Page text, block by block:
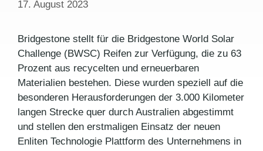
17. August 2023
Bridgestone stellt für die Bridgestone World Solar
Challenge (BWSC) Reifen zur Verfügung, die zu 63
Prozent aus recycelten und erneuerbaren
Materialien bestehen. Diese wurden speziell auf die
besonderen Herausforderungen der 3.000 Kilometer
langen Strecke quer durch Australien abgestimmt
und stellen den erstmaligen Einsatz der neuen
Enliten Technologie Plattform des Unternehmens in